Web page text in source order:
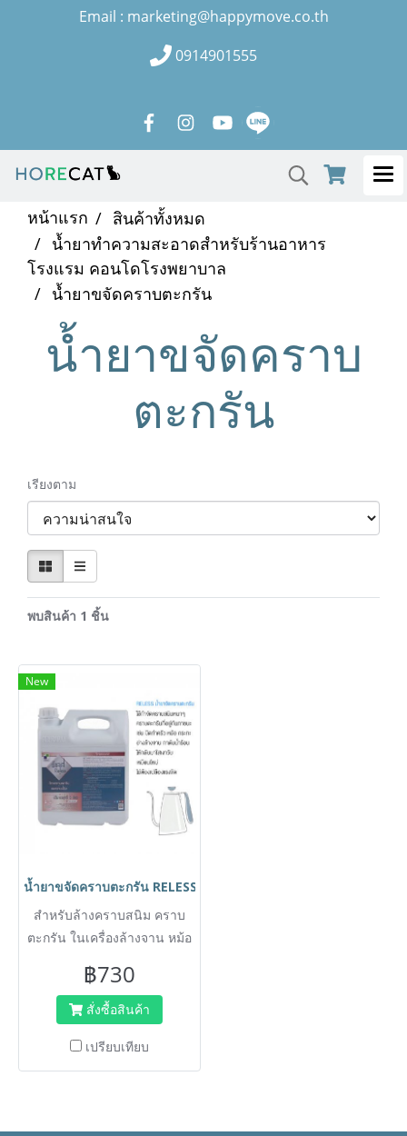
Email : marketing@happymove.co.th
0914901555
หน้าแรก
สินค้าทั้งหมด
น้ำยาทำความสะอาดสำหรับร้านอาหาร
โรงแรม คอนโดโรงพยาบาล
น้ำยาขจัดคราบตะกรัน
น้ำยาขจัดคราบ
ตะกรัน
เรียงตาม
พบสินค้า 1 ชิ้น
New
น้ำยาขจัดคราบตะกรัน RELESS รีเลส ขนาด 5 ลิตร ล้างคราบสนิม
สำหรับล้างคราบสนิม คราบ
ตะกรัน ในเครื่องล้างจาน หม้อ
฿730
สั่งซื้อสินค้า
เปรียบเทียบ